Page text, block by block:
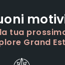
tua
Grand Est